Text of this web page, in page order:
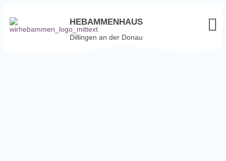
HEBAMMENHAUS
Dillingen an der Donau